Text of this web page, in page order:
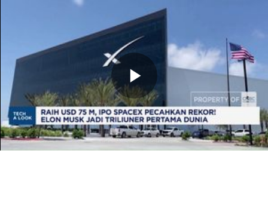
Memutarkan
Video